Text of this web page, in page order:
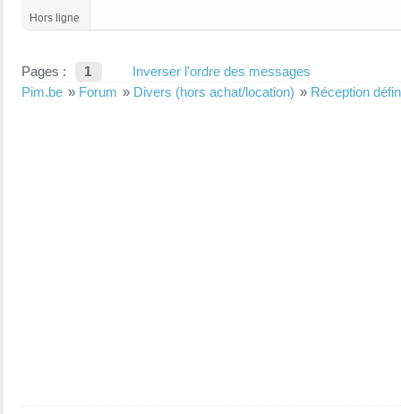
Hors ligne
Pages : 1
Inverser l'ordre des messages
Pim.be » Forum » Divers (hors achat/location) » Réception